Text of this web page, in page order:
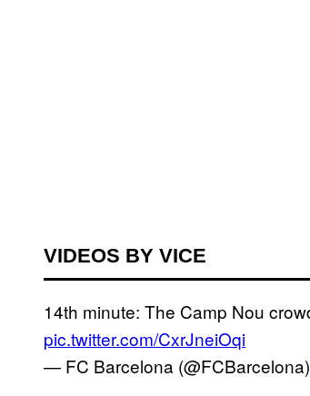
VIDEOS BY VICE
14th minute: The Camp Nou
pic.twitter.com/CxrJneiOqi
— FC Barcelona (@FCBarcelona)